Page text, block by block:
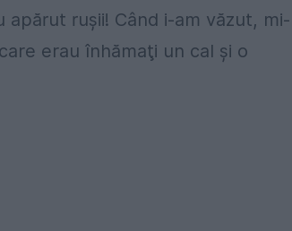
ruşii! Când i-am văzut, mi-
erau înhămaţi un cal şi o